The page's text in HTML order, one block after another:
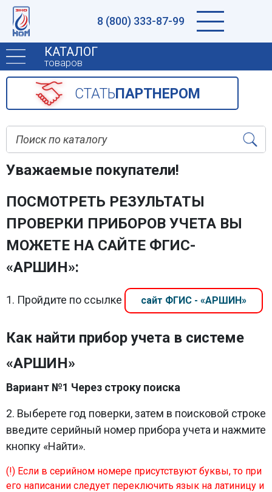
8 (800) 333-87-99
КАТАЛОГ
товаров
CТАТЬПАРТНЕРОМ
Уважаемые покупатели!
ПОСМОТРЕТЬ РЕЗУЛЬТАТЫ
ПРОВЕРКИ ПРИБОРОВ УЧЕТА ВЫ
МОЖЕТЕ НА САЙТЕ ФГИС-
«АРШИН»:
1. Пройдите по ссылке cайт ФГИС - «АРШИН»
Как найти прибор учета в системе
«АРШИН»
Вариант №1 Через строку поиска
2. Выберете год поверки, затем в поисковой строке
введите серийный номер прибора учета и нажмите
кнопку «Найти».
(!) Если в серийном номере присутствуют буквы, то при
его написании следует переключить язык на латиницу и